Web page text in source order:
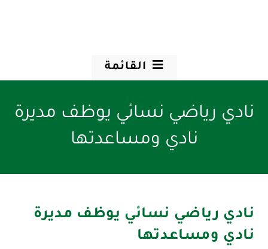
القائمة
نادي رياضي نسائي يوظف مديرة
نادي ومساعدتها
نادي رياضي نسائي يوظف مديرة
نادي ومساعدتها